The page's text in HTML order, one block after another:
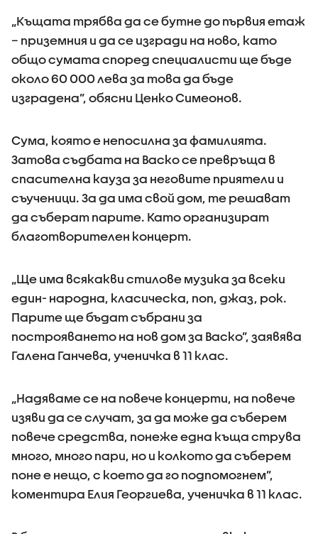
„Къщата трябва да се бутне до първия етаж
– приземния и да се изгради на ново, като
общо сумата според специалисти ще бъде
около 60 000 лева за това да бъде
изградена”, обясни Ценко Симеонов.
Сума, която е непосилна за фамилията.
Затова съдбата на Васко се превръща в
спасителна кауза за неговите приятели и
съученици. За да има свой дом, те решават
да съберат парите. Като организират
благотворителен концерт.
„Ще има всякакви стилове музика за всеки
един- народна, класическа, поп, джаз, рок.
Парите ще бъдат събрани за
построяването на нов дом за Васко”, заявява
Галена Ганчева, ученичка в 11 клас.
„Надяваме се на повече концерти, на повече
изяви да се случат, за да може да съберем
повече средства, понеже една къща струва
много, много пари, но и колкото да съберем
поне е нещо, с което да го подпомогнем”,
коментира Елия Георгиева, ученичка в 11 клас.